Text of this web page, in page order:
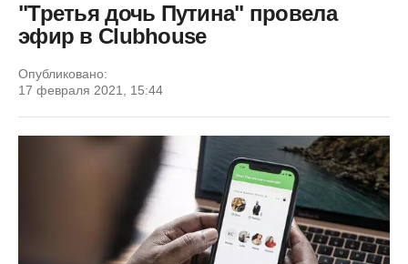
"Третья дочь Путина" провела
эфир в Clubhouse
Опубликовано:
17 февраля 2021, 15:44